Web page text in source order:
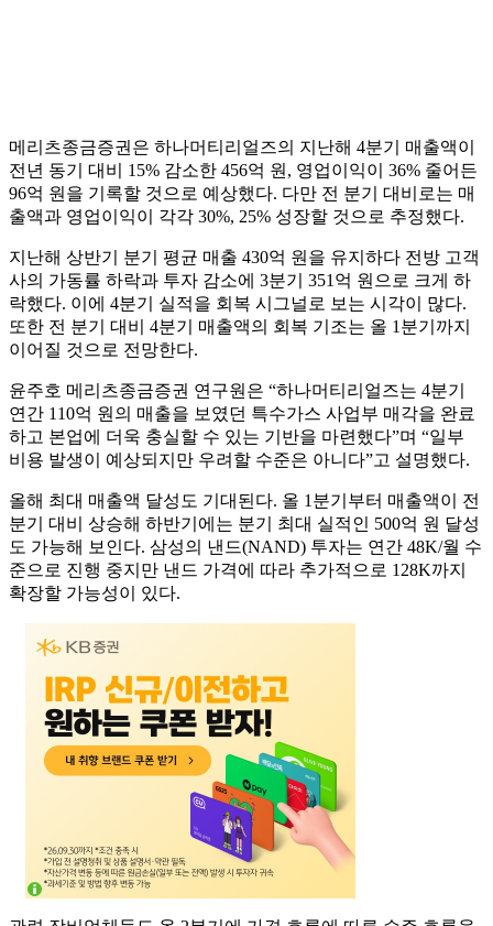
메리츠종금증권은 하나머티리얼즈의 지난해 4분기 매출액이
전년 동기 대비 15% 감소한 456억 원, 영업이익이 36% 줄어든
96억 원을 기록할 것으로 예상했다. 다만 전 분기 대비로는 매
출액과 영업이익이 각각 30%, 25% 성장할 것으로 추정했다.
지난해 상반기 분기 평균 매출 430억 원을 유지하다 전방 고객
사의 가동률 하락과 투자 감소에 3분기 351억 원으로 크게 하
락했다. 이에 4분기 실적을 회복 시그널로 보는 시각이 많다.
또한 전 분기 대비 4분기 매출액의 회복 기조는 올 1분기까지
이어질 것으로 전망한다.
윤주호 메리츠종금증권 연구원은 “하나머티리얼즈는 4분기
연간 110억 원의 매출을 보였던 특수가스 사업부 매각을 완료
하고 본업에 더욱 충실할 수 있는 기반을 마련했다”며 “일부
비용 발생이 예상되지만 우려할 수준은 아니다”고 설명했다.
올해 최대 매출액 달성도 기대된다. 올 1분기부터 매출액이 전
분기 대비 상승해 하반기에는 분기 최대 실적인 500억 원 달성
도 가능해 보인다. 삼성의 낸드(NAND) 투자는 연간 48K/월 수
준으로 진행 중지만 낸드 가격에 따라 추가적으로 128K까지
확장할 가능성이 있다.